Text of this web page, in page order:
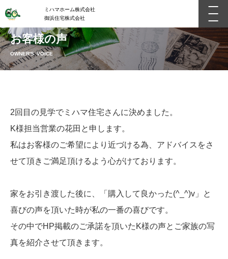
ミハマホーム株式会社
御浜住宅株式会社
お客様の声
OWNER'S VOICE
2回目の見学でミハマ住宅さんに決めました。
K様担当営業の花田と申します。
私はお客様のご希望により近づける為、アドバイスをさ
せて頂きご満足頂けるよう心がけております。
家をお引き渡した後に、「購入して良かった(^_^)v」と
喜びの声を頂いた時が私の一番の喜びです。
その中でHP掲載のご承諾を頂いたK様の声とご家族の写
真を紹介させて頂きます。